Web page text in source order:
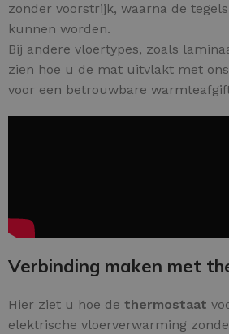
zonder voorstrijk, waarna de
kunnen worden.
Bij andere vloertypes, zoals
zien hoe u de mat uitvlakt met ons
voor een betrouwbare
Verbinding maken met
Hier ziet u hoe de thermostaat
elektrische vloerverwarming